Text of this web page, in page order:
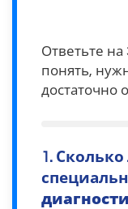
Ответьте
понять,
достаточно
1.